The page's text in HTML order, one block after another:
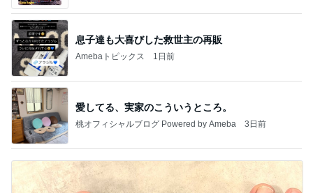
息子達も大喜びした救世主の再販
Amebaトピックス 1日前
愛してる、実家のこういうところ。
桃オフィシャルブログ Powered by Ameba 3日前